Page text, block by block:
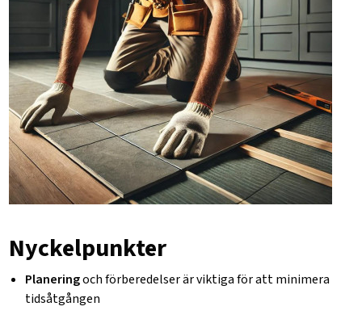
Nyckelpunkter
Planeringoch förberedelser är viktiga för att minimera
tidsåtgången